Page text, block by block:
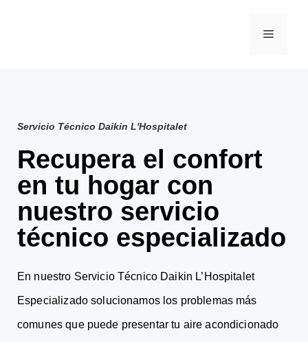
Servicio Técnico Daikin L'Hospitalet
Recupera el confort
en tu hogar con
nuestro servicio
técnico especializado
En nuestro Servicio Técnico Daikin L’Hospitalet
Especializado solucionamos los problemas más
comunes que puede presentar tu aire acondicionado